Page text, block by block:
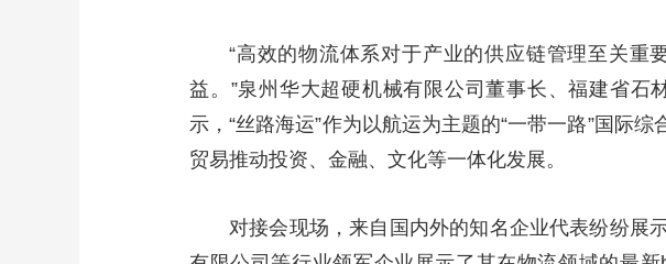
“高效的物流体系对于产业的供应链管理至关重
益。”泉州华大超硬机械有限公司董事长、福建省
示，“丝路海运”作为以航运为主题的“一带一路”国际
贸易推动投资、金融、文化等一体化发展。
对接会现场，来自国内外的知名企业代表纷纷展